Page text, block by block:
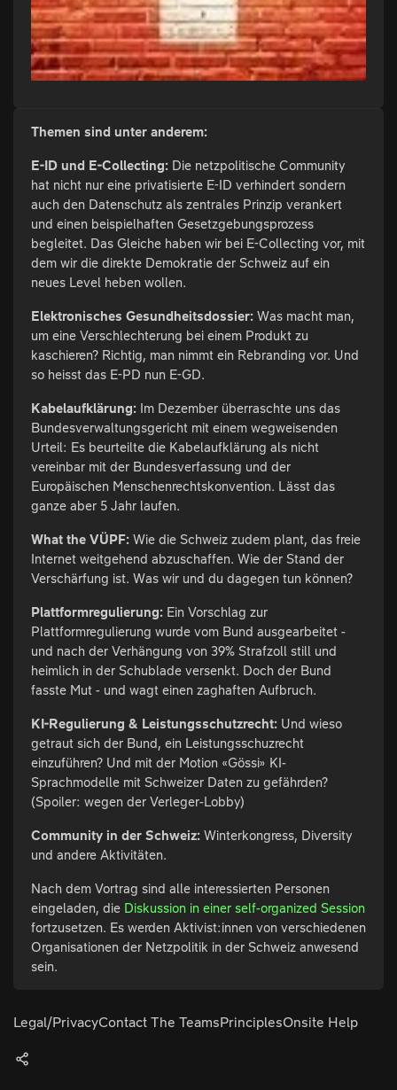
Themen sind unter anderem:
E-ID und E-Collecting: Die netzpolitische Community
hat nicht nur eine privatisierte E-ID verhindert sondern
auch den Datenschutz als zentrales Prinzip verankert
und einen beispielhaften Gesetzgebungsprozess
begleitet. Das Gleiche haben wir bei E-Collecting vor, mit
dem wir die direkte Demokratie der Schweiz auf ein
neues Level heben wollen.
Elektronisches Gesundheitsdossier: Was macht man,
um eine Verschlechterung bei einem Produkt zu
kaschieren? Richtig, man nimmt ein Rebranding vor. Und
so heisst das E-PD nun E-GD.
Kabelaufklärung: Im Dezember überraschte uns das
Bundesverwaltungsgericht mit einem wegweisenden
Urteil: Es beurteilte die Kabelaufklärung als nicht
vereinbar mit der Bundesverfassung und der
Europäischen Menschenrechtskonvention. Lässt das
ganze aber 5 Jahr laufen.
What the VÜPF: Wie die Schweiz zudem plant, das freie
Internet weitgehend abzuschaffen. Wie der Stand der
Verschärfung ist. Was wir und du dagegen tun können?
Plattformregulierung: Ein Vorschlag zur
Plattformregulierung wurde vom Bund ausgearbeitet -
und nach der Verhängung von 39% Strafzoll still und
heimlich in der Schublade versenkt. Doch der Bund
fasste Mut - und wagt einen zaghaften Aufbruch.
KI-Regulierung & Leistungsschutzrecht: Und wieso
getraut sich der Bund, ein Leistungsschuzrecht
einzuführen? Und mit der Motion «Gössi» KI-
Sprachmodelle mit Schweizer Daten zu gefährden?
(Spoiler: wegen der Verleger-Lobby)
Community in der Schweiz: Winterkongress, Diversity
und andere Aktivitäten.
Nach dem Vortrag sind alle interessierten Personen
eingeladen, die Diskussion in einer self-organized Session
fortzusetzen. Es werden Aktivist:innen von verschiedenen
Organisationen der Netzpolitik in der Schweiz anwesend
sein.
Legal/PrivacyContact The TeamsPrinciplesOnsite Help